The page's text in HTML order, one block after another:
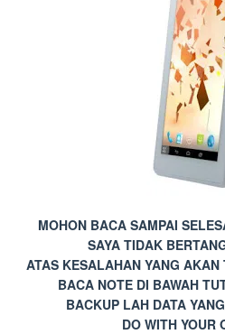
MOHON BACA SAMPAI
SAYA TIDAK
ATAS KESALAHAN YANG
BACA NOTE DI BAWAH
BACKUP LAH DATA
DO WITH YOUR